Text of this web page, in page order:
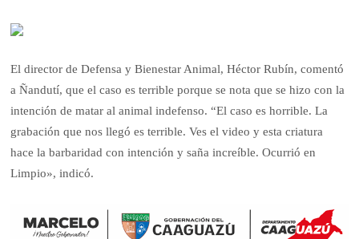
El director de Defensa y Bienestar Animal, Héctor Rubín, comentó
a Ñandutí, que el caso es terrible porque se nota que se hizo con la
intención de matar al animal indefenso. “El caso es horrible. La
grabación que nos llegó es terrible. Ves el video y esta criatura
hace la barbaridad con intención y saña increíble. Ocurrió en
Limpio», indicó.